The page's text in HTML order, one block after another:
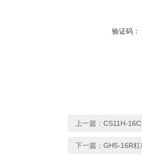
验证码：
上一篇： CS11H-
下一篇： GH5-16R